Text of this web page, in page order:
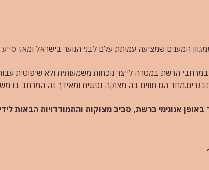
הרשת במטרה לייצר נוכחות משמעותית ולא שיפוטית עבור
הם חווים בה מצוקה נפשית ומאידך זה המרחב בו
באופן אנונימי ברשת, סביב מצוקות והתמודדויות הבאות